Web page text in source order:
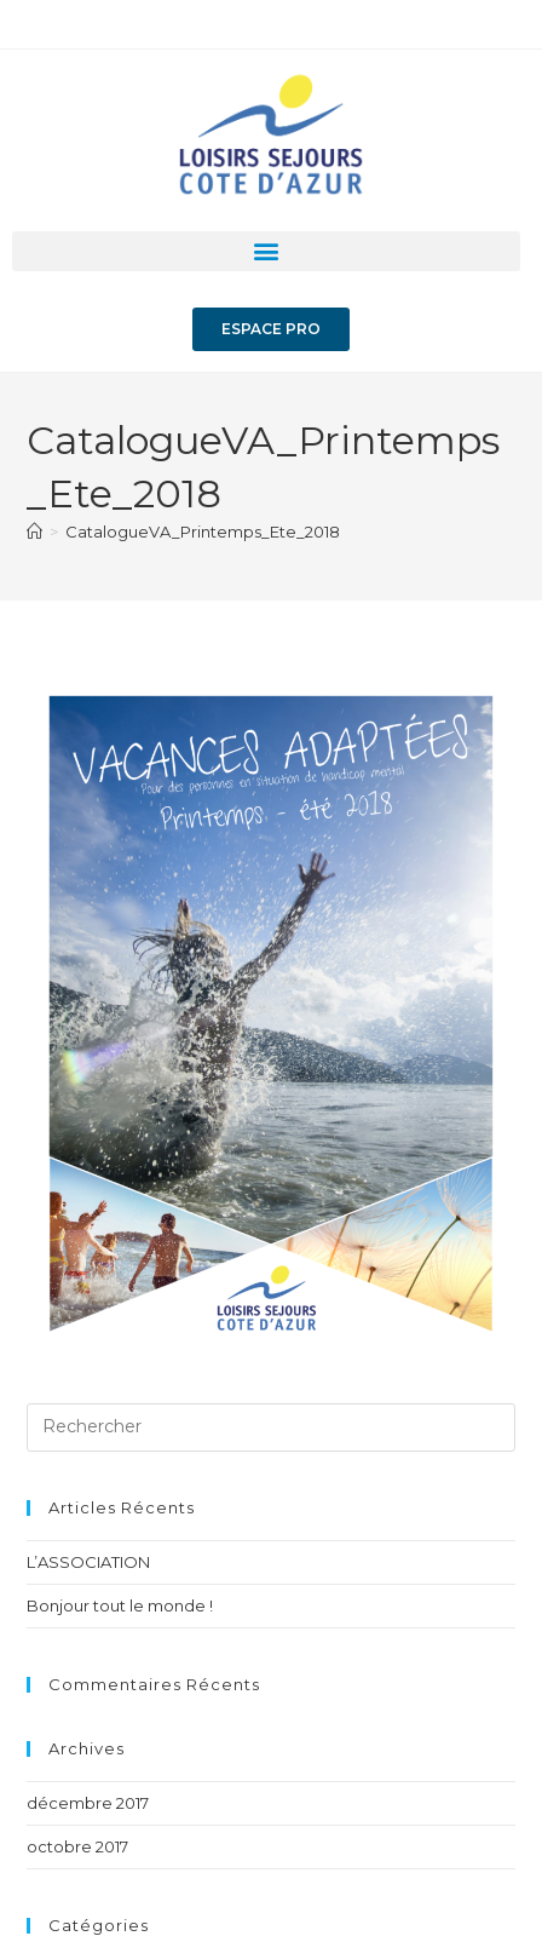
ESPACE PRO
CatalogueVA_Printemps
_Ete_2018
> CatalogueVA_Printemps_Ete_2018
Articles Récents
L’ASSOCIATION
Bonjour tout le monde !
Commentaires Récents
Archives
décembre 2017
octobre 2017
Catégories